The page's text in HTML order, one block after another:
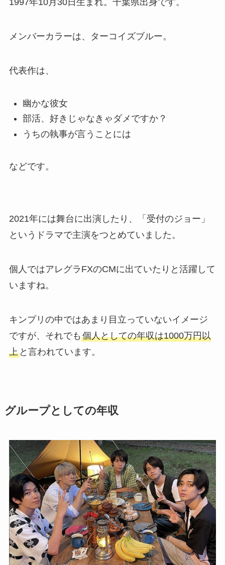
1997年10月30日生まれ。千葉県出身です。
メンバーカラーは、ターコイズブルー。
代表作は、
幽かな彼女
部活、好きじゃなきゃダメですか？
うちの執事が言うことには
などです。
2021年には舞台に出演したり、「受付のジョー」
というドラマで主演をつとめていました。
個人ではアレグラFXのCMに出ていたりと活躍して
いますね。
キンプリの中ではあまり目立っていないイメージ
ですが、それでも 個人としての年収は1000万円以
上と言われています。
グループとしての年収